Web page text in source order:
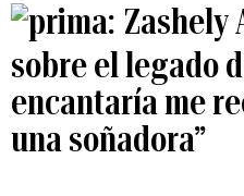
Zashely
sobre el legado
encantaría me
una soñadora”